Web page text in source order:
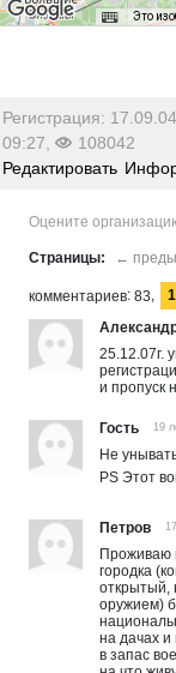
Это
Регистрация:
09:27,
108042
Редактировать
Оцените
комментариев 83 1
25.12.07г.
и пропуск
Гость 19
Не
PS Этот
Петров
Проживаю
городка
открытый,
оружием)
на дачах
в запас